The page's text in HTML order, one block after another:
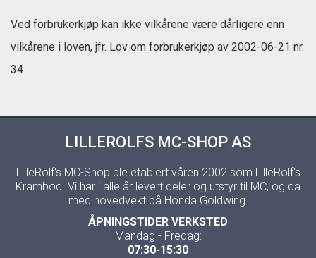
Ved forbrukerkjøp kan ikke vilkårene være dårligere enn
vilkårene i loven, jfr. Lov om forbrukerkjøp av 2002-06-21 nr.
34
LILLEROLFS MC-SHOP AS
LilleRolf's MC-Shop ble etablert våren 2002 som LilleRolf's
Krambod. Vi har i alle år levert deler og utstyr til MC, og da
med hovedvekt på Honda Goldwing.
ÅPNINGSTIDER VERKSTED
Mandag - Fredag:
07:30-15:30